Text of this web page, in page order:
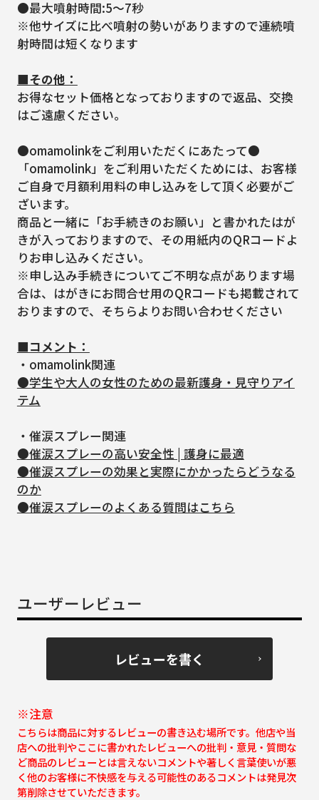
●最大噴射時間:5～7秒
※他サイズに比べ噴射の勢いがありますので連続噴
射時間は短くなります
■その他：
お得なセット価格となっておりますので返品、交換
はご遠慮ください。
●omamolinkをご利用いただくにあたって●
「omamolink」をご利用いただくためには、お客様
ご自身で月額利用料の申し込みをして頂く必要がご
ざいます。
商品と一緒に「お手続きのお願い」と書かれたはが
きが入っておりますので、その用紙内のQRコードよ
りお申し込みください。
※申し込み手続きについてご不明な点があります場
合は、はがきにお問合せ用のQRコードも掲載されて
おりますので、そちらよりお問い合わせください
■コメント：
・omamolink関連
●学生や大人の女性のための最新護身・見守りアイ
テム
・催涙スプレー関連
●催涙スプレーの高い安全性 | 護身に最適
●催涙スプレーの効果と実際にかかったらどうなる
のか
●催涙スプレーのよくある質問はこちら
ユーザーレビュー
レビューを書く
※注意
こちらは商品に対するレビューの書き込む場所です。他店や当
店への批判やここに書かれたレビューへの批判・意見・質問な
ど商品のレビューとは言えないコメントや著しく言葉使いが悪
く他のお客様に不快感を与える可能性のあるコメントは発見次
第削除させていただきます。